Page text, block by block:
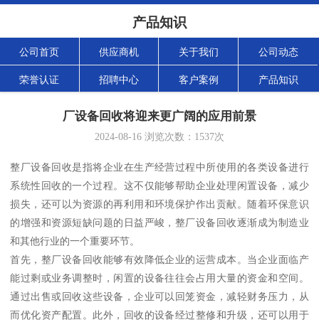
产品知识
公司首页 供应商机 关于我们 公司动态
荣誉认证 招聘中心 客户案例 产品知识
厂设备回收将迎来更广阔的应用前景
2024-08-16 浏览次数： 1537次
整厂设备回收是指将企业在生产经营过程中所使用的各类设备进行
系统性回收的一个过程。这不仅能够帮助企业处理闲置设备，减少
损失，还可以为资源的再利用和环境保护作出贡献。随着环保意识
的增强和资源短缺问题的日益严峻，整厂设备回收逐渐成为制造业
和其他行业的一个重要环节。
首先，整厂设备回收能够有效降低企业的运营成本。当企业面临产
能过剩或业务调整时，闲置的设备往往会占用大量的资金和空间。
通过出售或回收这些设备，企业可以回笼资金，减轻财务压力，从
而优化资产配置。此外，回收的设备经过整修和升级，还可以用于